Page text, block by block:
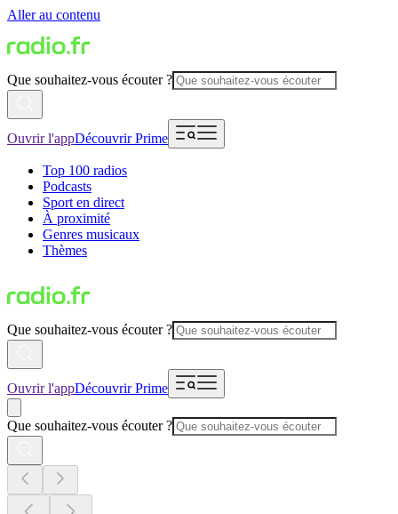
Aller au contenu
Que souhaitez-vous écouter ?
Ouvrir l'appDécouvrir Prime
Top 100 radios
Podcasts
Sport en direct
À proximité
Genres musicaux
Thèmes
Que souhaitez-vous écouter ?
Ouvrir l'appDécouvrir Prime
Que souhaitez-vous écouter ?